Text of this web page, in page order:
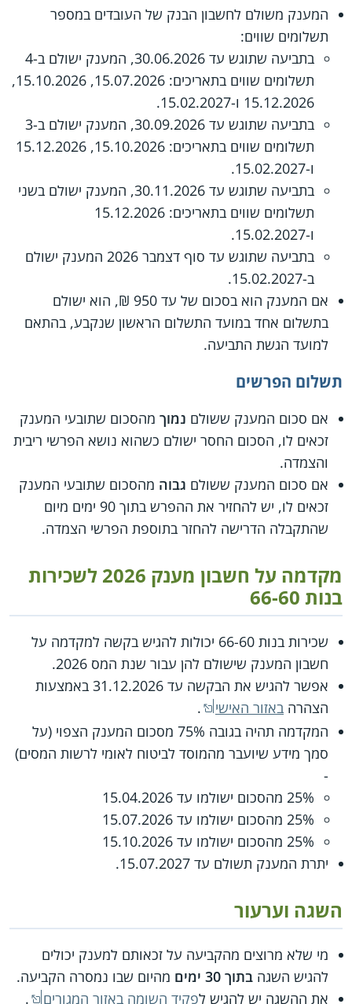
המענק משולם לחשבון הבנק של העובדים במספר
תשלומים שווים:
בתביעה שתוגש עד 30.06.2026, המענק ישולם ב-4
תשלומים שווים בתאריכים: 15.07.2026, 15.10.2026,
15.12.2026 ו-15.02.2027.
בתביעה שתוגש עד 30.09.2026, המענק ישולם ב-3
תשלומים שווים בתאריכים: 15.10.2026, 15.12.2026
ו-15.02.2027.
בתביעה שתוגש עד 30.11.2026, המענק ישולם בשני
תשלומים שווים בתאריכים: 15.12.2026
ו-15.02.2027.
בתביעה שתוגש עד סוף דצמבר 2026 המענק ישולם
ב-15.02.2027.
אם המענק הוא בסכום של עד 950 ₪, הוא ישולם
בתשלום אחד במועד התשלום הראשון שנקבע, בהתאם
למועד הגשת התביעה.
תשלום הפרשים
אם סכום המענק ששולם נמוך מהסכום שתובעי המענק
זכאים לו, הסכום החסר ישולם כשהוא נושא הפרשי ריבית
והצמדה.
אם סכום המענק ששולם גבוה מהסכום שתובעי המענק
זכאים לו, יש להחזיר את ההפרש בתוך 90 ימים מיום
שהתקבלה הדרישה להחזר בתוספת הפרשי הצמדה.
מקדמה על חשבון מענק 2026 לשכירות
בנות 66-60
שכירות בנות 66-60 יכולות להגיש בקשה למקדמה על
חשבון המענק שישולם להן עבור שנת המס 2026.
אפשר להגיש את הבקשה עד 31.12.2026 באמצעות
הצהרה באזור האישי
.
המקדמה תהיה בגובה 75% מסכום המענק הצפוי (על
סמך מידע שיועבר מהמוסד לביטוח לאומי לרשות המסים)
-
25% מהסכום ישולמו עד 15.04.2026
25% מהסכום ישולמו עד 15.07.2026
25% מהסכום ישולמו עד 15.10.2026
יתרת המענק תשולם עד 15.07.2027.
השגה וערעור
מי שלא מרוצים מהקביעה על זכאותם למענק יכולים
להגיש השגה בתוך 30 ימים
מהיום שבו נמסרה הקביעה.
את ההשגה יש להגיש לפקיד השומה באזור המגורים .